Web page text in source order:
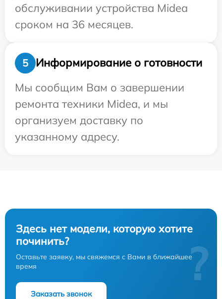
обслуживании устройства Midea
сроком на 36 месяцев.
5
Информирование о готовности
Мы сообщим Вам о завершении
ремонта техники Midea, и мы
организуем доставку по
указанному адресу.
Здесь нет модели, которую хотите
починить?
Оставьте заявку, мы свяжемся с Вами в ближайшее
время
Заказать звонок
?